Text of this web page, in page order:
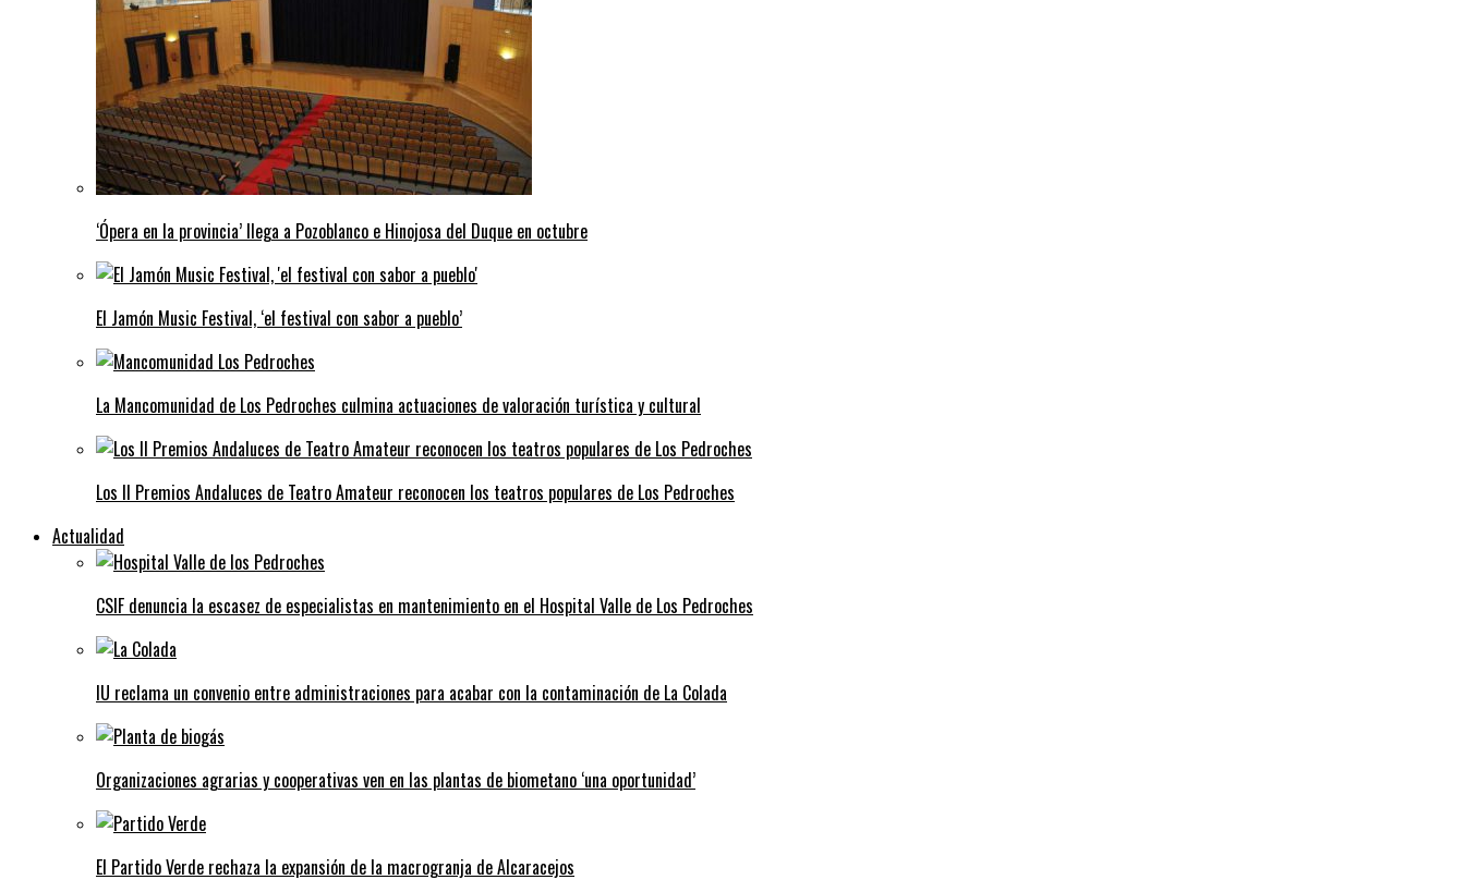
‘Ópera en la provincia’ llega a Pozoblanco e Hinojosa del Duque en octubre
El Jamón Music Festival, ‘el festival con sabor a pueblo’
La Mancomunidad de Los Pedroches culmina actuaciones de valoración turística y cultural
Los II Premios Andaluces de Teatro Amateur reconocen los teatros populares de Los Pedroches
Actualidad
CSIF denuncia la escasez de especialistas en mantenimiento en el Hospital Valle de Los Pedroches
IU reclama un convenio entre administraciones para acabar con la contaminación de La Colada
Organizaciones agrarias y cooperativas ven en las plantas de biometano ‘una oportunidad’
El Partido Verde rechaza la expansión de la macrogranja de Alcaracejos